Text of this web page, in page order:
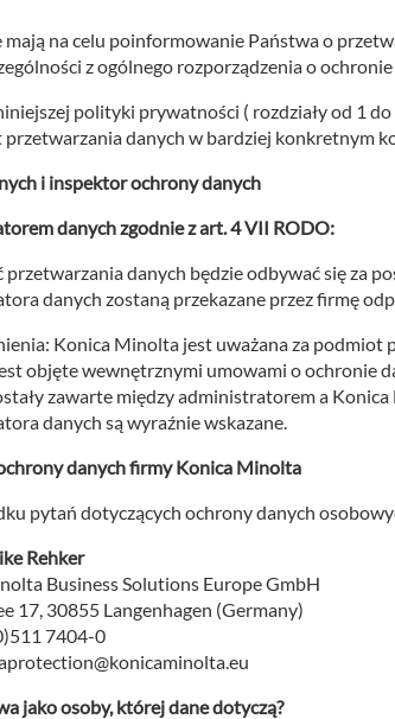
mają na celu poinformowanie Państwa o
z ogólnego rozporządzenia o
polityki prywatności ( rozdziały od 1
przetwarzania danych w bardziej konkretnym
i inspektor ochrony danych
danych zgodnie z art. 4 VII RODO:
przetwarzania danych będzie odbywać się za
danych zostaną przekazane przez firmę
Konica Minolta jest uważana za
objęte wewnętrznymi umowami o ochronie
zawarte między administratorem a
danych są wyraźnie wskazane.
danych firmy Konica Minolta
pytań dotyczących ochrony danych
Rehker
Business Solutions Europe GmbH
17, 30855 Langenhagen (Germany)
7404-0
jako osoby, której dane dotyczą?